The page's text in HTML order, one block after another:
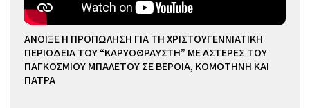
ΑΝΟΙΞΕ Η ΠΡΟΠΩΛΗΣΗ ΓΙΑ ΤΗ ΧΡΙΣΤΟΥΓΕΝΝΙΑΤΙΚΗ
ΠΕΡΙΟΔΕΙΑ ΤΟΥ “ΚΑΡΥΟΘΡΑΥΣΤΗ” ΜΕ ΑΣΤΕΡΕΣ ΤΟΥ
ΠΑΓΚΟΣΜΙΟΥ ΜΠΑΛΕΤΟΥ ΣΕ ΒΕΡΟΙΑ, ΚΟΜΟΤΗΝΗ ΚΑΙ
ΠΑΤΡΑ